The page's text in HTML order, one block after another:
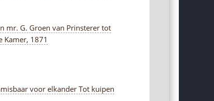
mr. G. Groen van Prinsterer tot
Kamer, 1871
voor elkander Tot kuipen